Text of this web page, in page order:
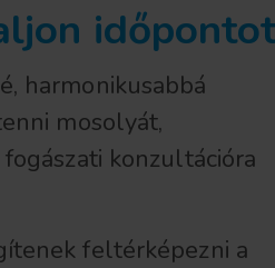
harmonikusabbá
mosolyát,
konzultációra
feltérképezni a